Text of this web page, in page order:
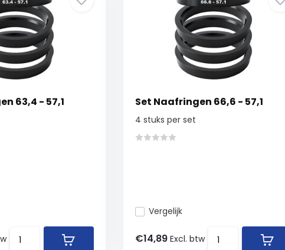
63,4 - 57,1 Set Naafringen 66,6 - 57,1
4 stuks per set
Vergelijk
€14,89 Excl. btw